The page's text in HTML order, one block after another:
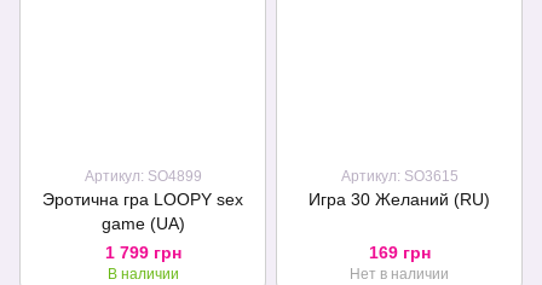
Артикул: SO4899
Эротична гра LOOPY sex
game (UA)
1 799 грн
В наличии
Артикул: SO3615
Игра 30 Желаний (RU)
169 грн
Нет в наличии